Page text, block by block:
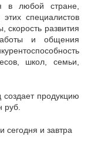
в любой стране,
специалистов
скорость развития
и общения
школ, семьи,
продукцию
руб.
сегодня и завтра